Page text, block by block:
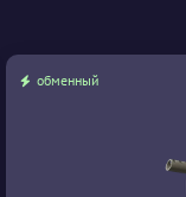
обменный